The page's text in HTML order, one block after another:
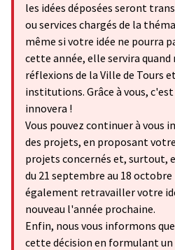
les idées déposées seront
ou services chargés de la
même si votre idée ne pourra
cette année, elle servira
réflexions de la Ville de Tours
institutions. Grâce à vous,
innovera !
Vous pouvez continuer à vous
des projets, en proposant
projets concernés et, surtout,
du 21 septembre au 18
également retravailler votre
nouveau l'année prochaine.
Enfin, nous vous informons
cette décision en formulant un